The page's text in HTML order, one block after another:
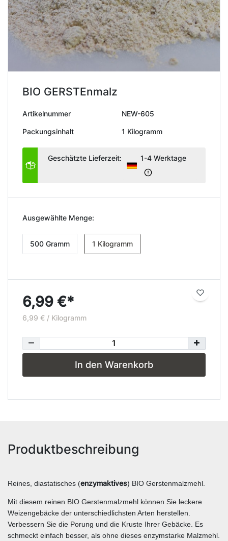
BIO GERSTEnmalz
Artikelnummer NEW-605
Packungsinhalt 1 Kilogramm
Geschätzte Lieferzeit: 1-4 Werktage
Ausgewählte Menge:
500 Gramm 1 Kilogramm
6,99 €*
6,99 € / Kilogramm
In den Warenkorb
Produktbeschreibung
Reines, diastatisches (enzymaktives) BIO Gerstenmalzmehl.
Mit diesem reinen BIO Gerstenmalzmehl können Sie leckere
Weizengebäcke der unterschiedlichsten Arten herstellen.
Verbessern Sie die Porung und die Kruste Ihrer Gebäcke. Es
schmeckt einfach besser, als ohne dieses enzymstarke Malzmehl.